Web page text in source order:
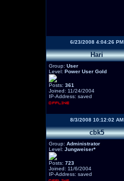
6/23/2008 4:04:26 PM
Hari
Group: User
Level: Power User Gold
Posts: 361
Joined: 11/24/2004
IP-Address: saved
8/3/2008 10:12:02 AM
cbk5
Group: Administrator
Level: Jungweiser*
Posts: 723
Joined: 11/6/2004
IP-Address: saved